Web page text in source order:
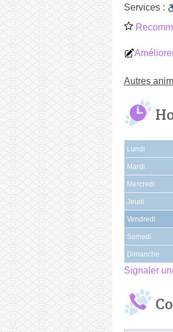
Services :
Autres
Lundi
Mardi
Mercredi
Jeudi
Vendredi
Samedi
Dimanche
Signaler